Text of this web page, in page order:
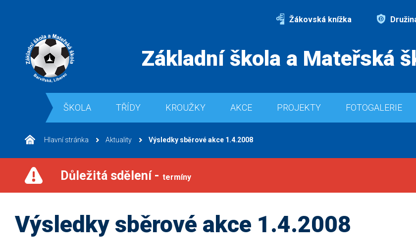
Žákovská knížka
Základní škola a Mateřská
ŠKOLA TŘÍDY KROUŽKY AKCE PROJEKTY FOTOGALERIE
Hlavní stránka Aktuality Výsledky sběrové akce 1.4.2008
Důležitá sdělení - termíny
Výsledky sběrové akce 1.4.2008